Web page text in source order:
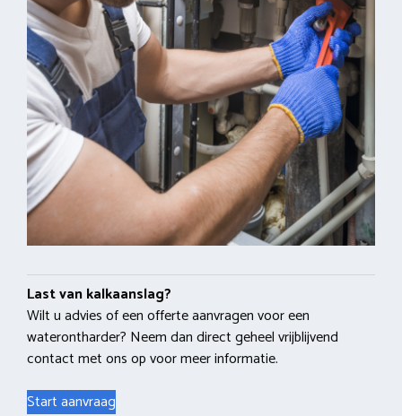
Last van kalkaanslag?
Wilt u advies of een offerte aanvragen voor een
waterontharder? Neem dan direct geheel vrijblijvend
contact met ons op voor meer informatie.
Start aanvraag